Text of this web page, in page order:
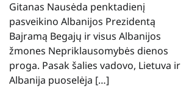
Gitanas Nausėda penktadienį
pasveikino Albanijos Prezidentą
Bajramą Begajų ir visus Albanijos
žmones Nepriklausomybės dienos
proga. Pasak šalies vadovo, Lietuva ir
Albanija puoselėja […]